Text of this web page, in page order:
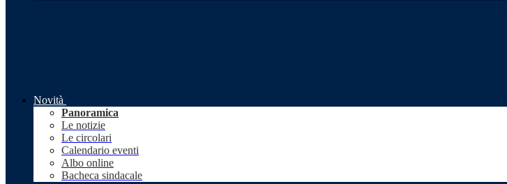
Novità
Panoramica
Le notizie
Le circolari
Calendario eventi
Albo online
Bacheca sindacale